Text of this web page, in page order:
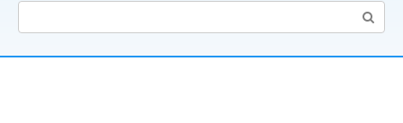
Поиск: